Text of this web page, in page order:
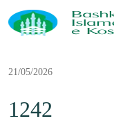
21/05/2026
1242